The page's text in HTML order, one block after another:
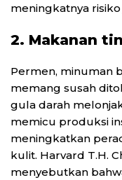
meningkatnya
2. Makanan
Permen, minuman
memang susah
gula darah
memicu produksi
meningkatkan
kulit. Harvard T.H.
menyebutkan